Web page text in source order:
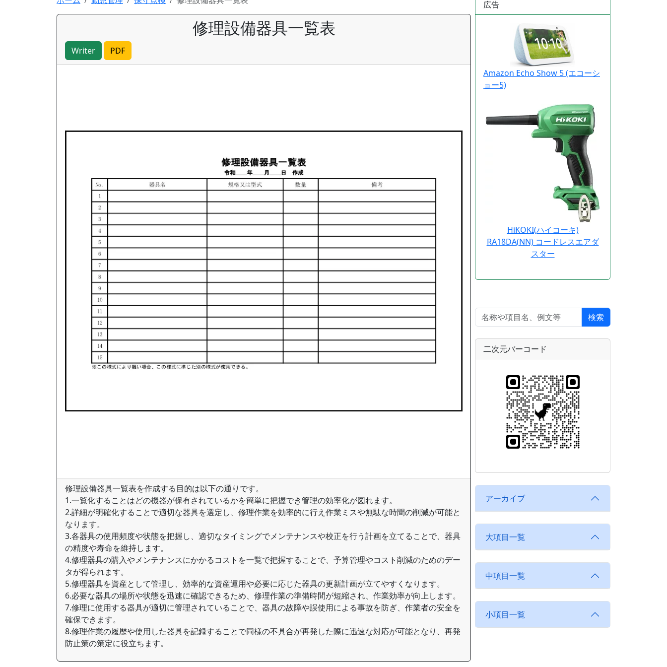
修理設備器具一覧表
Writer PDF
修理設備器具一覧表を作成する目的は以下の通りです。
1.一覧化することはどの機器が保有されているかを簡単に把握でき管理の効率化が図れます。
2.詳細が明確化することで適切な器具を選定し、修理作業を効率的に行え作業ミスや無駄な時間の削減が可能と
なります。
3.各器具の使用頻度や状態を把握し、適切なタイミングでメンテナンスや校正を行う計画を立てることで、器具
の精度や寿命を維持します。
4.修理器具の購入やメンテナンスにかかるコストを一覧で把握することで、予算管理やコスト削減のためのデー
タが得られます。
5.修理器具を資産として管理し、効率的な資産運用や必要に応じた器具の更新計画が立てやすくなります。
6.必要な器具の場所や状態を迅速に確認できるため、修理作業の準備時間が短縮され、作業効率が向上します。
7.修理に使用する器具が適切に管理されていることで、器具の故障や誤使用による事故を防ぎ、作業者の安全を
確保できます。
8.修理作業の履歴や使用した器具を記録することで同様の不具合が再発した際に迅速な対応が可能となり、再発
防止策の策定に役立ちます。
広告
Amazon Echo Show 5 (エコーシ
ョー5)
HiKOKI(ハイコーキ)
RA18DA(NN) コードレスエアダ
スター
検索
二次元バーコード
アーカイブ
大項目一覧
中項目一覧
小項目一覧